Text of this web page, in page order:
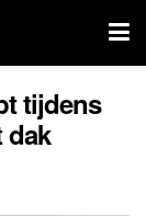
tijdens
dak